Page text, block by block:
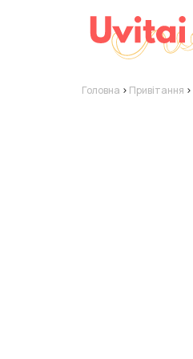
Головна > Привітання >